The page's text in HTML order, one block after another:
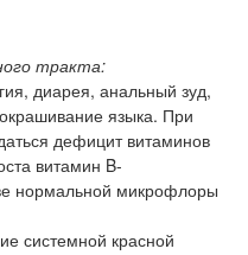
тракта:
диарея, анальный зуд,
языка. При
дефицит витаминов
витамин B-
нормальной микрофлоры
системной красной